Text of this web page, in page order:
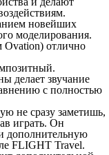
новейших
моделирования.
Ovation) отлично
делает звучание
с полностью
не сразу заметишь,
играть. Он
дополнительную
FLIGHT Travel.